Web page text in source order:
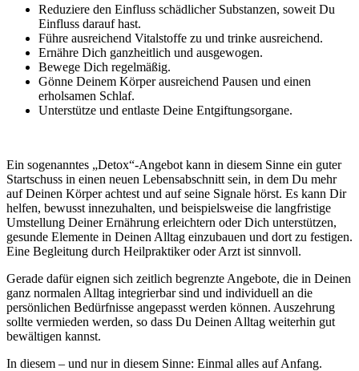
Reduziere den Einfluss schädlicher Substanzen, soweit Du
Einfluss darauf hast.
Führe ausreichend Vitalstoffe zu und trinke ausreichend.
Ernähre Dich ganzheitlich und ausgewogen.
Bewege Dich regelmäßig.
Gönne Deinem Körper ausreichend Pausen und einen
erholsamen Schlaf.
Unterstütze und entlaste Deine Entgiftungsorgane.
Ein sogenanntes „Detox“-Angebot kann in diesem Sinne ein guter
Startschuss in einen neuen Lebensabschnitt sein, in dem Du mehr
auf Deinen Körper achtest und auf seine Signale hörst. Es kann Dir
helfen, bewusst innezuhalten, und beispielsweise die langfristige
Umstellung Deiner Ernährung erleichtern oder Dich unterstützen,
gesunde Elemente in Deinen Alltag einzubauen und dort zu festigen.
Eine Begleitung durch Heilpraktiker oder Arzt ist sinnvoll.
Gerade dafür eignen sich zeitlich begrenzte Angebote, die in Deinen
ganz normalen Alltag integrierbar sind und individuell an die
persönlichen Bedürfnisse angepasst werden können. Auszehrung
sollte vermieden werden, so dass Du Deinen Alltag weiterhin gut
bewältigen kannst.
In diesem – und nur in diesem Sinne: Einmal alles auf Anfang.